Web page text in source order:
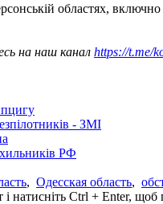
областях,
на наш канал https://t.me/
- ЗМІ
РФ
, Одесская область,
натисніть Ctrl + Enter,